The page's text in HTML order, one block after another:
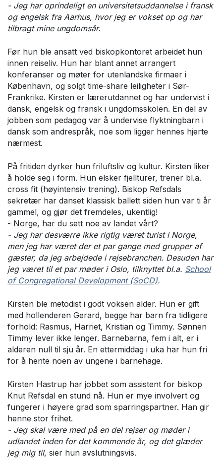
- Jeg har oprindeligt en universitetsuddannelse i fransk
og engelsk fra Aarhus, hvor jeg er vokset op og har
tilbragt mine ungdomsår.
Før hun ble ansatt ved biskopkontoret arbeidet hun
innen reiseliv. Hun har blant annet arrangert
konferanser og møter for utenlandske firmaer i
København, og solgt time-share leiligheter i Sør-
Frankrike. Kirsten er lærerutdannet og har undervist i
dansk, engelsk og fransk i ungdomsskolen. En del av
jobben som pedagog var å undervise flyktningbarn i
dansk som andrespråk, noe som ligger hennes hjerte
nærmest.
På fritiden dyrker hun friluftsliv og kultur. Kirsten liker
å holde seg i form. Hun elsker fjellturer, trener bl.a.
cross fit (høyintensiv trening). Biskop Refsdals
sekretær har danset klassisk ballett siden hun var ti år
gammel, og gjør det fremdeles, ukentlig!
- Norge, har du sett noe av landet vårt?
- Jeg har desværre ikke rigtig været turist i Norge,
men jeg har været der et par gange med grupper af
gæster, da jeg arbejdede i rejsebranchen. Desuden har
jeg været til et par møder i Oslo, tilknyttet bl.a. School
of Congregational Development (SoCD).
Kirsten ble metodist i godt voksen alder. Hun er gift
med hollenderen Gerard, begge har barn fra tidligere
forhold: Rasmus, Harriet, Kristian og Timmy. Sønnen
Timmy lever ikke lenger. Barnebarna, fem i alt, er i
alderen null til sju år. En ettermiddag i uka har hun fri
for å hente noen av ungene i barnehage.
Kirsten Hastrup har jobbet som assistent for biskop
Knut Refsdal en stund nå. Hun er mye involvert og
fungerer i høyere grad som sparringspartner. Han gir
henne stor frihet.
- Jeg skal være med på en del rejser og møder i
udlandet inden for det kommende år, og det glæder
jeg mig til, sier hun avslutningsvis.